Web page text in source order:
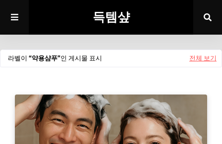
득템샾
라벨이 약용샴푸 인 게시물 표시 전체 보기